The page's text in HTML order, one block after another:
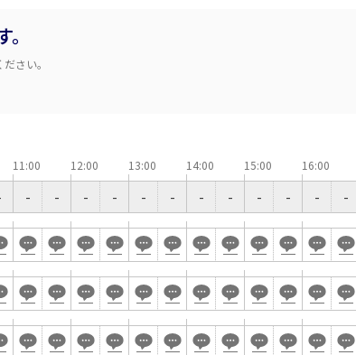
さい。
11:00 12:00 13:00 14:00 15:00 16:00
- - - - - - - - - - - -
こちらの会議室の空室状況は
以下からお問合せください。
のお問合せ WEBからのお問合せ
虎ノ門
門・芝公園エリア
羽田空港
終了時間から選ぶ
ぶ
スクール
3名掛け
シアター
形式
口の字型 島型